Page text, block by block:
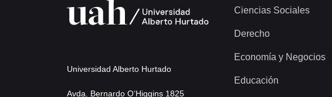
Universidad Alberto Hurtado
Avda. Bernardo O’Higgins 1825
Ciencias Sociales
Derecho
Economía y Negocios
Educación